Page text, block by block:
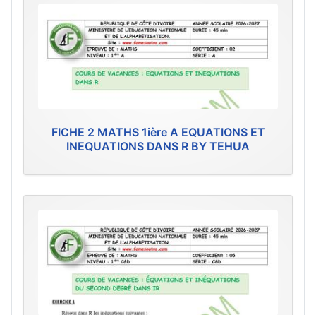
FICHE 2 MATHS 1ière A EQUATIONS ET
INEQUATIONS DANS R BY TEHUA